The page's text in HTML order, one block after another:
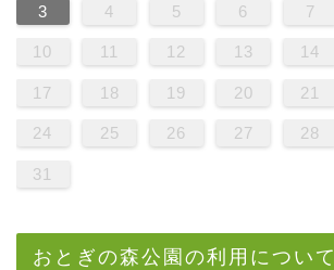
3 4 5 6 7
10 11 12 13 14
17 18 19 20 21
24 25 26 27 28
31
おとぎの森公園の利用について